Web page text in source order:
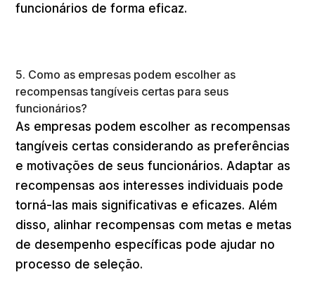
funcionários de forma eficaz.
5. Como as empresas podem escolher as
recompensas tangíveis certas para seus
funcionários?
As empresas podem escolher as recompensas
tangíveis certas considerando as preferências
e motivações de seus funcionários. Adaptar as
recompensas aos interesses individuais pode
torná-las mais significativas e eficazes. Além
disso, alinhar recompensas com metas e metas
de desempenho específicas pode ajudar no
processo de seleção.